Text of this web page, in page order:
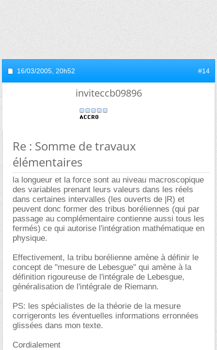
16/03/2005, 20h52 #14
inviteccb09896
Re : Somme de travaux
élémentaires
la longueur et la force sont au niveau macroscopique
des variables prenant leurs valeurs dans les réels
dans certaines intervalles (les ouverts de |R) et
peuvent donc former des tribus boréliennes (qui par
passage au complémentaire contienne aussi tous les
fermés) ce qui autorise l'intégration mathématique en
physique.
Effectivement, la tribu borélienne amène à définir le
concept de "mesure de Lebesgue" qui amène à la
définition rigoureuse de l'intégrale de Lebesgue,
généralisation de l'intégrale de Riemann.
PS: les spécialistes de la théorie de la mesure
corrigeronts les éventuelles informations erronnées
glissées dans mon texte.
Cordialement